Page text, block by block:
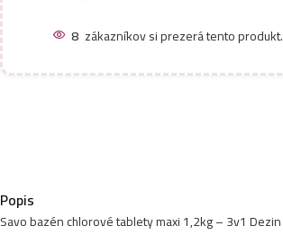
8 zákazníkov si prezerá tento produkt.
Popis
Savo bazén chlorové tablety maxi 1,2kg – 3v1 Dezin